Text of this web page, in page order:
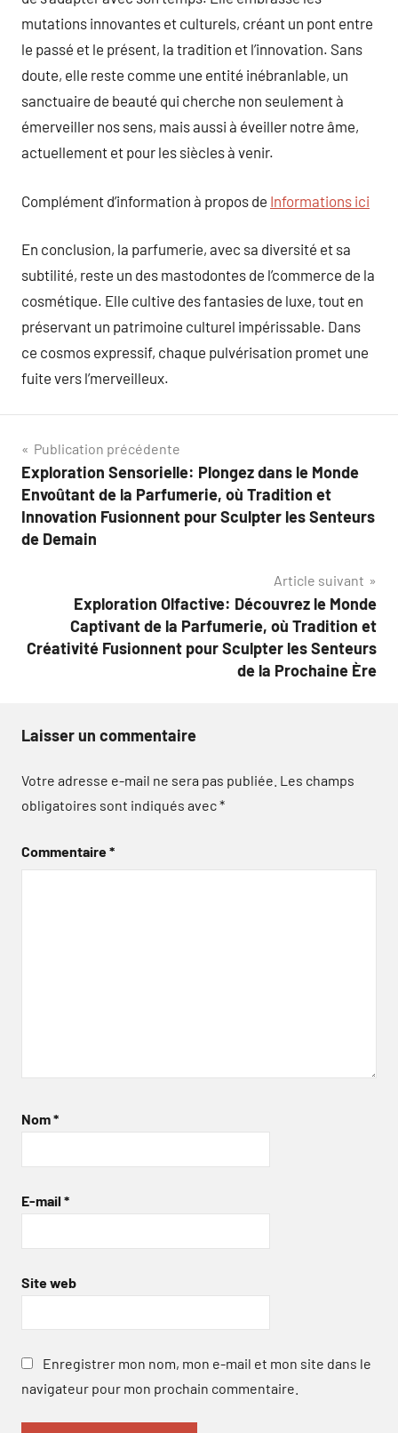
mutations innovantes et culturels, créant un pont entre
le passé et le présent, la tradition et l’innovation. Sans
doute, elle reste comme une entité inébranlable, un
sanctuaire de beauté qui cherche non seulement à
émerveiller nos sens, mais aussi à éveiller notre âme,
actuellement et pour les siècles à venir.
Complément d’information à propos de Informations ici
En conclusion, la parfumerie, avec sa diversité et sa
subtilité, reste un des mastodontes de l’commerce de la
cosmétique. Elle cultive des fantasies de luxe, tout en
préservant un patrimoine culturel impérissable. Dans
ce cosmos expressif, chaque pulvérisation promet une
fuite vers l’merveilleux.
Navigation
de
l’article
Publication précédente
Exploration Sensorielle: Plongez dans le Monde
Envoûtant de la Parfumerie, où Tradition et
Innovation Fusionnent pour Sculpter les Senteurs
de Demain
Article suivant
Exploration Olfactive: Découvrez le Monde
Captivant de la Parfumerie, où Tradition et
Créativité Fusionnent pour Sculpter les Senteurs
de la Prochaine Ère
Laisser un commentaire
Votre adresse e-mail ne sera pas publiée. Les champs
obligatoires sont indiqués avec*
Commentaire*
Nom*
E-mail *
Site web
Enregistrer mon nom, mon e-mail et mon site dans le
navigateur pour mon prochain commentaire.